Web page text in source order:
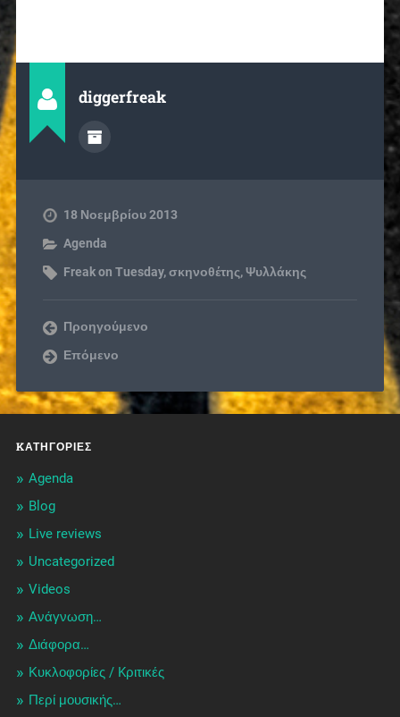
diggerfreak
18 Νοεμβρίου 2013
Agenda
Freak on Tuesday,σκηνοθέτης,Ψυλλάκης
Προηγούμενο
Επόμενο
KΑΤΗΓΟΡΊΕΣ
Agenda
Blog
Live reviews
Uncategorized
Videos
Ανάγνωση…
Διάφορα…
Κυκλοφορίες / Kριτικές
Περί μουσικής…